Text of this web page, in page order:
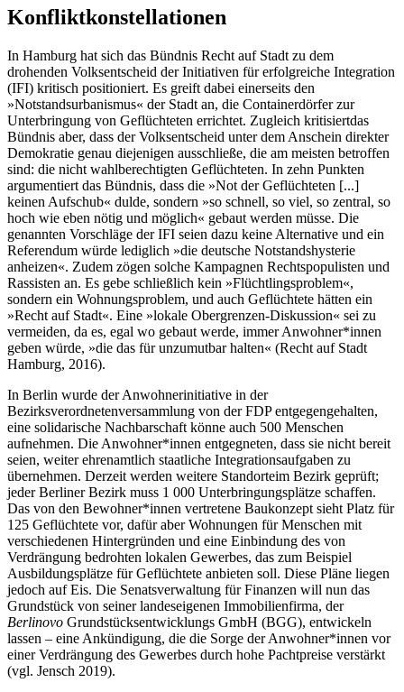
Konfliktkonstellationen
In Hamburg hat sich das Bündnis Recht auf Stadt zu dem
drohenden Volksentscheid der Initiativen für erfolgreiche Integration
(IFI) kritisch positioniert. Es greift dabei einerseits den
»Notstandsurbanismus« der Stadt an, die Containerdörfer zur
Unterbringung von Geflüchteten errichtet. Zugleich kritisiertdas
Bündnis aber, dass der Volksentscheid unter dem Anschein direkter
Demokratie genau diejenigen ausschließe, die am meisten betroffen
sind: die nicht wahlberechtigten Geflüchteten. In zehn Punkten
argumentiert das Bündnis, dass die »Not der Geflüchteten [...]
keinen Aufschub« dulde, sondern »so schnell, so viel, so zentral, so
hoch wie eben nötig und möglich« gebaut werden müsse. Die
genannten Vorschläge der IFI seien dazu keine Alternative und ein
Referendum würde lediglich »die deutsche Notstandshysterie
anheizen«. Zudem zögen solche Kampagnen Rechtspopulisten und
Rassisten an. Es gebe schließlich kein »Flüchtlingsproblem«,
sondern ein Wohnungsproblem, und auch Geflüchtete hätten ein
»Recht auf Stadt«. Eine »lokale Obergrenzen-Diskussion« sei zu
vermeiden, da es, egal wo gebaut werde, immer Anwohner*innen
geben würde, »die das für unzumutbar halten« (Recht auf Stadt
Hamburg, 2016).
In Berlin wurde der Anwohnerinitiative in der
Bezirksverordnetenversammlung von der FDP entgegengehalten,
eine solidarische Nachbarschaft könne auch 500 Menschen
aufnehmen. Die Anwohner*innen entgegneten, dass sie nicht bereit
seien, weiter ehrenamtlich staatliche Integrationsaufgaben zu
übernehmen. Derzeit werden weitere Standorteim Bezirk geprüft;
jeder Berliner Bezirk muss 1 000 Unterbringungsplätze schaffen.
Das von den Bewohner*innen vertretene Baukonzept sieht Platz für
125 Geflüchtete vor, dafür aber Wohnungen für Menschen mit
verschiedenen Hintergründen und eine Einbindung des von
Verdrängung bedrohten lokalen Gewerbes, das zum Beispiel
Ausbildungsplätze für Geflüchtete anbieten soll. Diese Pläne liegen
jedoch auf Eis. Die Senatsverwaltung für Finanzen will nun das
Grundstück von seiner landeseigenen Immobilienfirma, der
Berlinovo Grundstücksentwicklungs GmbH (BGG), entwickeln
lassen – eine Ankündigung, die die Sorge der Anwohner*innen vor
einer Verdrängung des Gewerbes durch hohe Pachtpreise verstärkt
(vgl. Jensch 2019).